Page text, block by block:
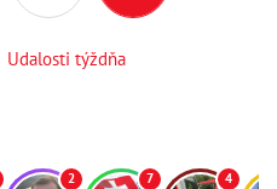
Udalosti týždňa
2 7 4